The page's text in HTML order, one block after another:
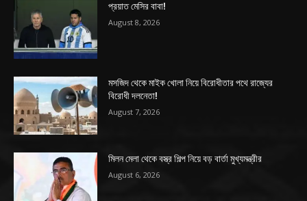
প্রয়াত মেসির বাবা!
August 8, 2026
মসজিদ থেকে মাইক খোলা নিয়ে বিরোধীতার পথে রাজ্যের
বিরোধী দলনেতা!
August 7, 2026
মিলন মেলা থেকে বস্ত্র শিল্প নিয়ে বড় বার্তা মুখ্যমন্ত্রীর
August 6, 2026